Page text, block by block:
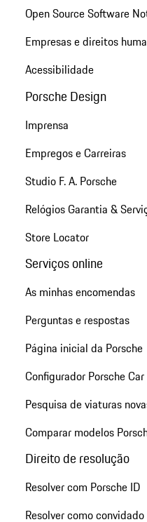
Open Source Software
Empresas e direitos
Acessibilidade
Porsche Design
Imprensa
Empregos e Carreiras
Studio F. A. Porsche
Relógios Garantia &
Store Locator
Serviços online
As minhas encomendas
Perguntas e respostas
Página inicial da Porsche
Configurador Porsche
Pesquisa de viaturas
Comparar modelos
Direito de resolução
Resolver com Porsche ID
Resolver como convidado